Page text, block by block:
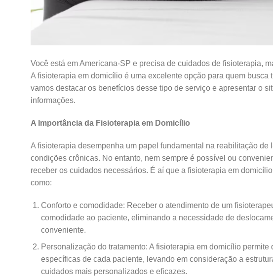
Você está em Americana-SP e precisa de cuidados de fisioterapia,
A fisioterapia em domicílio é uma excelente opção para quem
vamos destacar os benefícios desse tipo de serviço e apresentar o
informações.
A Importância da Fisioterapia em Domicílio
A fisioterapia desempenha um papel fundamental na reabilitação
condições crônicas. No entanto, nem sempre é possível ou
receber os cuidados necessários. É aí que a fisioterapia em
como:
Conforto e comodidade: Receber o atendimento de um
comodidade ao paciente, eliminando a necessidade de
conveniente.
Personalização do tratamento: A fisioterapia em domicílio
específicas de cada paciente, levando em consideração a
cuidados mais personalizados e eficazes.